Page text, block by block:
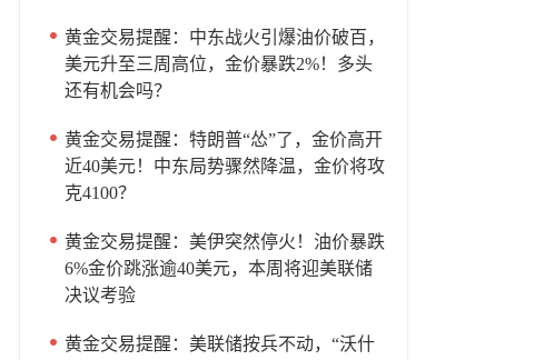
黄金交易提醒：中东战火引爆油价破百，
美元升至三周高位，金价暴跌2%！多头
还有机会吗？
黄金交易提醒：特朗普“怂”了，金价高开
近40美元！中东局势骤然降温，金价将攻
克4100？
黄金交易提醒：美伊突然停火！油价暴跌
6%金价跳涨逾40美元，本周将迎美联储
决议考验
黄金交易提醒：美联储按兵不动，“沃什